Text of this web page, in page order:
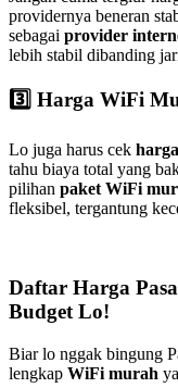
providernya beneran
sebagai provider
lebih stabil dibanding
3️⃣ Harga WiFi
Lo juga harus cek
tahu biaya total yang
pilihan paket WiFi
fleksibel, tergantung
Daftar Harga
Budget Lo!
Biar lo nggak bingung
lengkap WiFi murah